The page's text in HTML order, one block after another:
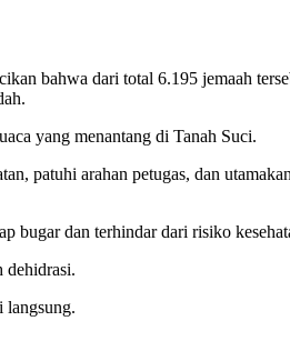
bahwa dari total 6.195 jemaah
yang menantang di Tanah Suci.
patuhi arahan petugas, dan
bugar dan terhindar dari risiko
dehidrasi.
langsung.